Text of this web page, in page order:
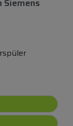
Siemens